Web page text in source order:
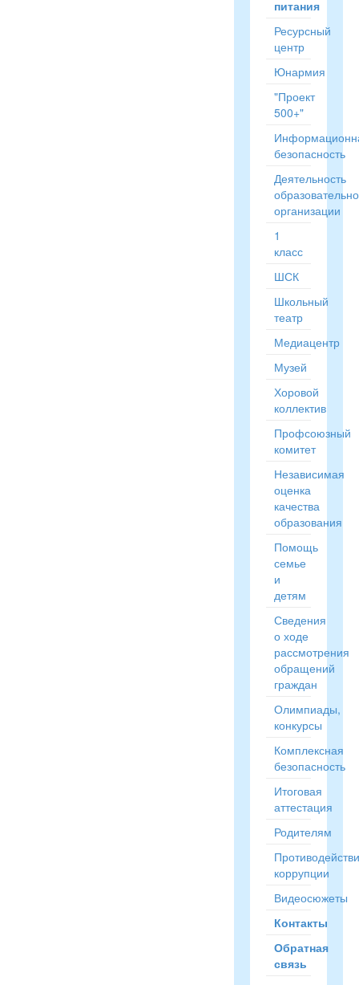
питания
Ресурсный
центр
Юнармия
"Проект
500+"
безопасность
Деятельность
организации
1
класс
ШСК
Школьный
театр
Медиацентр
Музей
Хоровой
коллектив
Профсоюзный
комитет
Независимая
оценка
качества
образования
Помощь
семье
и
детям
Сведения
о ходе
рассмотрения
обращений
граждан
Олимпиады,
конкурсы
Комплексная
безопасность
Итоговая
аттестация
Родителям
коррупции
Видеосюжеты
Контакты
Обратная
связь